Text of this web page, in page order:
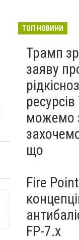
ТЦК
31 липня
ТОП НОВИНИ
Трамп
заяву
можемо
що
Fire
FP-7.x